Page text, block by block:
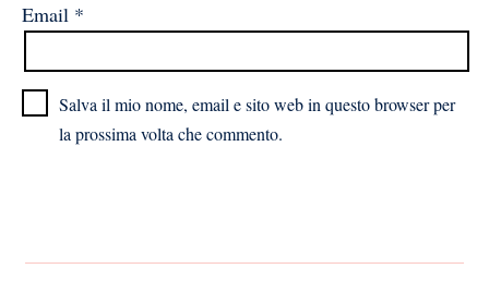
Email *
Salva il mio nome, email e sito web in questo browser per
la prossima volta che commento.